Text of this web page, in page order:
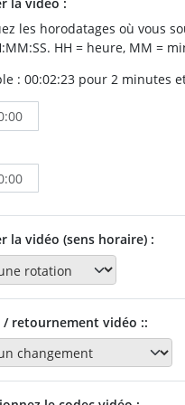
la vidéo :
les horodatages où vous
HH = heure, MM =
: 00:02:23 pour 2 minutes
la vidéo (sens horaire) :
retournement vidéo ::